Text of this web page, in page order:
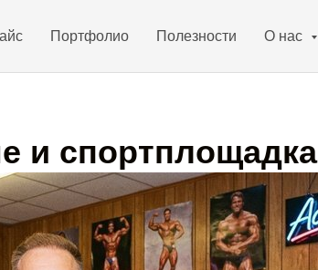
Портфолио Полезности О нас
и спортплощадка